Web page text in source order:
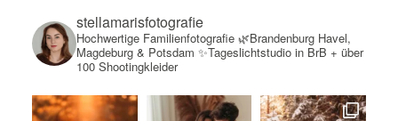
stellamarisfotografie
Hochwertige Familienfotografie🌿Brandenburg Havel,
Magdeburg & Potsdam ✨Tageslichtstudio in BrB + über
100 Shootingkleider